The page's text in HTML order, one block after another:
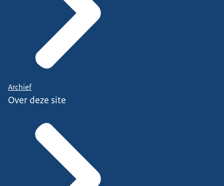
Archief
Over deze site